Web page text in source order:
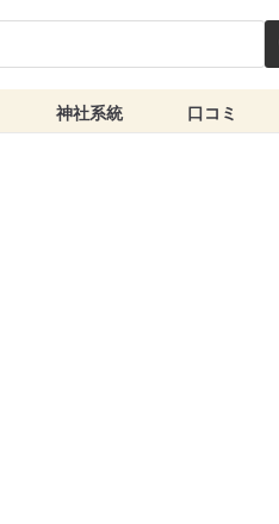
神社系統 口コミ